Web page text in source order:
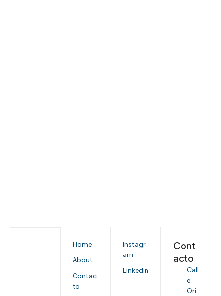
Home
About
Contac
to
Instagr
am
Linkedin
Cont
acto
Call
e
Ori